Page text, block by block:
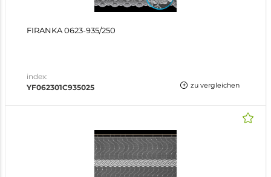
FIRANKA 0623-935/250
index:
YF062301C935025
zu vergleichen